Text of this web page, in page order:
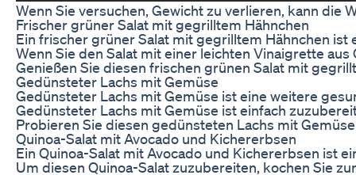
Wenn Sie versuchen, Gewicht zu verlieren, kann
Frischer grüner Salat mit gegrilltem Hähnchen
Ein frischer grüner Salat mit gegrilltem Hähnchen
Wenn Sie den Salat mit einer leichten Vinaigrette
Genießen Sie diesen frischen grünen Salat mit
Gedünsteter Lachs mit Gemüse
Gedünsteter Lachs mit Gemüse ist eine weitere
Gedünsteter Lachs mit Gemüse ist einfach
Probieren Sie diesen gedünsteten Lachs mit
Quinoa-Salat mit Avocado und Kichererbsen
Ein Quinoa-Salat mit Avocado und Kichererbsen ist
Um diesen Quinoa-Salat zuzubereiten, kochen Sie